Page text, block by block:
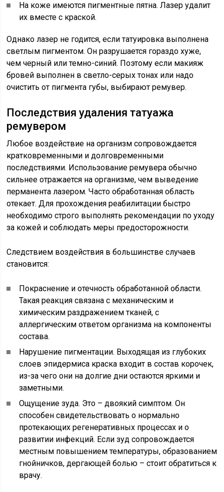
На коже имеются пигментные пятна. Лазер удалит
их вместе с краской.
Однако лазер не годится, если татуировка выполнена
светлым пигментом. Он разрушается гораздо хуже,
чем черный или темно-синий. Поэтому если макияж
бровей выполнен в светло-серых тонах или надо
очистить от пигмента губы, выбирают ремувер.
Последствия удаления татуажа
ремувером
Любое воздействие на организм сопровождается
кратковременными и долговременными
последствиями. Использование ремувера обычно
сильнее отражается на организме, чем выведение
перманента лазером. Часто обработанная область
отекает. Для прохождения реабилитации быстро
необходимо строго выполнять рекомендации по уходу
за кожей и соблюдать меры предосторожности.
Следствием воздействия в большинстве случаев
становится:
Покраснение и отечность обработанной области.
Такая реакция связана с механическим и
химическим раздражением тканей, с
аллергическим ответом организма на компоненты
состава.
Нарушение пигментации. Выходящая из глубоких
слоев эпидермиса краска входит в состав корочек,
из-за чего они на долгие дни остаются яркими и
заметными.
Ощущение зуда. Это – двоякий симптом. Он
способен свидетельствовать о нормально
протекающих регенеративных процессах и о
развитии инфекций. Если зуд сопровождается
местным повышением температуры, образованием
гнойничков, дергающей болью – стоит обратиться к
врачу.